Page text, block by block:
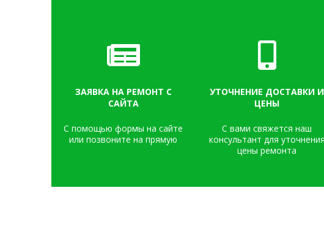
ЗАЯВКА НА РЕМОНТ С
САЙТА
С помощью формы на сайте
или позвоните на прямую
УТОЧНЕНИЕ ДОСТАВКИ И
ЦЕНЫ
С вами свяжется наш
консультант для уточнения
цены ремонта